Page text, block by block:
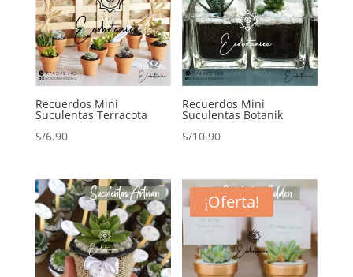
Recuerdos Mini
Suculentas Terracota
S/6.90
Recuerdos Mini
Suculentas Botanik
S/10.90
¡Oferta!